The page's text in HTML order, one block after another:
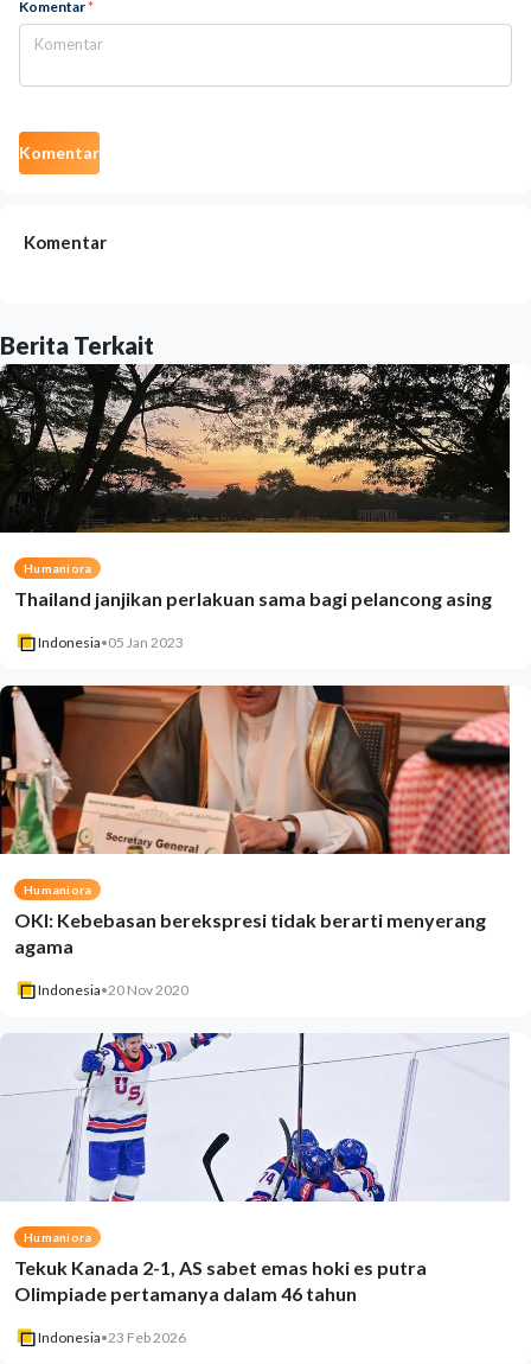
Komentar*
Komentar
Komentar
Berita Terkait
Humaniora
Thailand janjikan perlakuan sama bagi pelancong asing
Indonesia•05 Jan 2023
Humaniora
OKI: Kebebasan berekspresi tidak berarti menyerang
agama
Indonesia•20 Nov 2020
Humaniora
Tekuk Kanada 2-1, AS sabet emas hoki es putra
Olimpiade pertamanya dalam 46 tahun
Indonesia•23 Feb 2026